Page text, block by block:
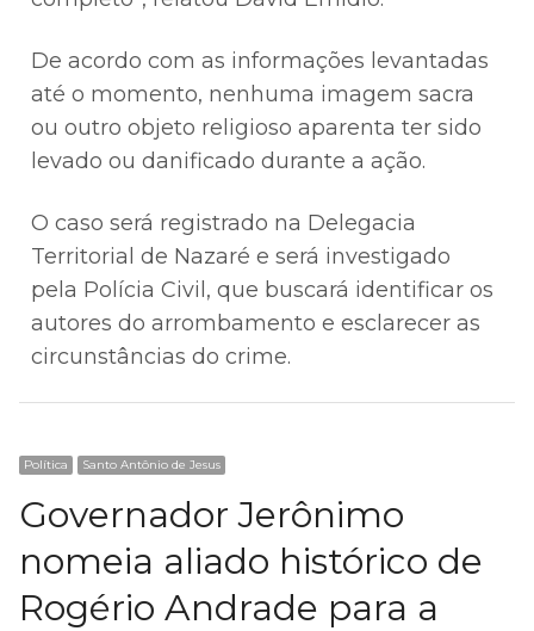
De acordo com as informações levantadas
até o momento, nenhuma imagem sacra
ou outro objeto religioso aparenta ter sido
levado ou danificado durante a ação.
O caso será registrado na Delegacia
Territorial de Nazaré e será investigado
pela Polícia Civil, que buscará identificar os
autores do arrombamento e esclarecer as
circunstâncias do crime.
Política Santo Antônio de Jesus
Governador Jerônimo
nomeia aliado histórico de
Rogério Andrade para a